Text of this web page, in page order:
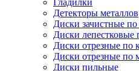
Гладилки
Детекторы металлов
Диски зачистные по
Диски лепестковые
Диски отрезные по
Диски отрезные по
Диски пильные